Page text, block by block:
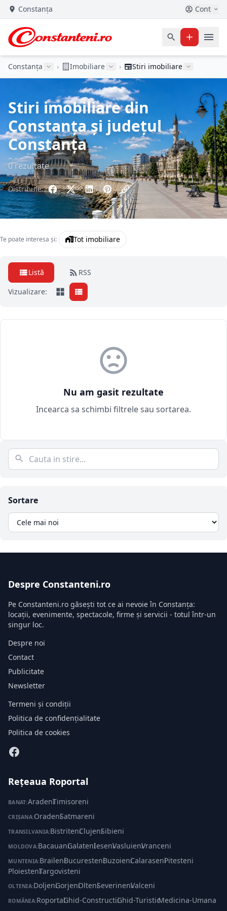
Constanța Cont
Constanța › Imobiliare › Stiri imobiliare
Stiri imobiliare din
Constanța și județul
Constanța
0 rezultate
Distribuie:
Sortare
Te poate interesa și: Tot imobiliare
Listă
RSS
Vizualizare:
Nu am gasit rezultate
Incearca sa schimbi filtrele sau sortarea.
Despre Constanteni.ro
Pe Constanteni.ro găsești tot ce ai nevoie în Constanța:
locații, evenimente, spectacole, firme și servicii - totul într-un
singur loc.
Despre noi
Contact
Publicitate
Newsletter
Termeni și condiții
Politica de confidențialitate
Politica de cookies
Rețeaua Roportal
BANAT:Aradeni·Timisoreni
CRIȘANA:Oradeni·Satmareni
TRANSILVANIA:Bistriteni·Clujeni·Sibieni
MOLDOVA:Bacauani·Galateni·Ieseni·Vasluieni·Vranceni
MUNTENIA:Braileni·Bucuresteni·Buzoieni·Calaraseni·Pitesteni·
Ploiesteni·Targovisteni
OLTENIA:Doljeni·Gorjeni·Olteni·Severineni·Valceni
ROMÂNIA:Roportal·Ghid-Constructii·Ghid-Turistic·Medicina-Umana